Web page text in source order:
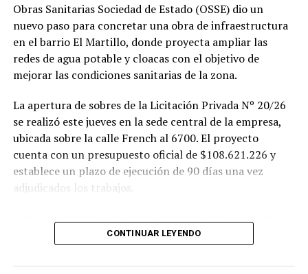
Obras Sanitarias Sociedad de Estado (OSSE) dio un
nuevo paso para concretar una obra de infraestructura
en el barrio El Martillo, donde proyecta ampliar las
redes de agua potable y cloacas con el objetivo de
mejorar las condiciones sanitarias de la zona.
La apertura de sobres de la Licitación Privada Nº 20/26
se realizó este jueves en la sede central de la empresa,
ubicada sobre la calle French al 6700. El proyecto
cuenta con un presupuesto oficial de $108.621.226 y
establece un plazo de ejecución de 90 días una vez
adjudicados los trabajos.
agua potable incluyen la colocación de unos 355 metros
de cañerías de PVC, la instalación de válvulas y la
ejecución de 29 conexiones domiciliarias. Los trabajos se
CONTINUAR LEYENDO